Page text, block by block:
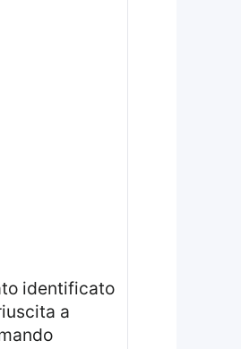
identificato
a